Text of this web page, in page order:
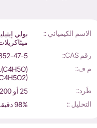
الاسم الكيميائي ::
رقم CAS::
47-5
م ف::
طَرد::
25 أو 200 كجم/برميل
التحليل ::
98% دقيقة